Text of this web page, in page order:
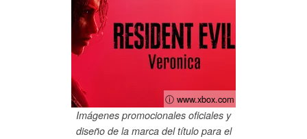
ⓘ www.xbox.com
Imágenes promocionales oficiales y
diseño de la marca del título para el